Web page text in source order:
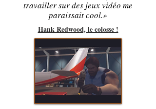
travailler sur des jeux vidéo me
paraissait cool.»
Hank Redwood, le colosse !